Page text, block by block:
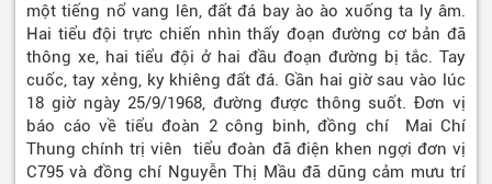
một tiếng nổ vang lên, đất đá bay ào ào xuống ta ly âm.
Hai tiểu đội trực chiến nhìn thấy đoạn đường cơ bản đã
thông xe, hai tiểu đội ở hai đầu đoạn đường bị tắc. Tay
cuốc, tay xẻng, ky khiêng đất đá. Gần hai giờ sau vào lúc
18 giờ ngày 25/9/1968, đường được thông suốt. Đơn vị
báo cáo về tiểu đoàn 2 công binh, đồng chí Mai Chí
Thung chính trị viên tiểu đoàn đã điện khen ngợi đơn vị
C795 và đồng chí Nguyễn Thị Mầu đã dũng cảm mưu trí